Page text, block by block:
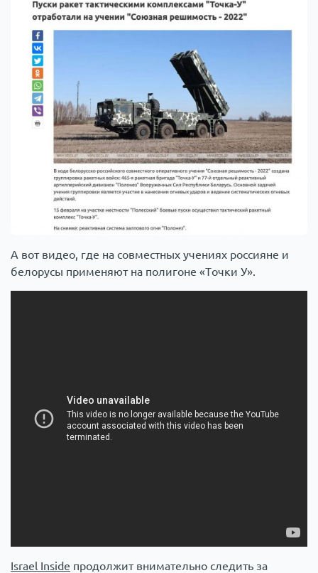
А вот видео, где на совместных учениях россияне и
белорусы применяют на полигоне «Точки У».
Israel Inside продолжит внимательно следить за